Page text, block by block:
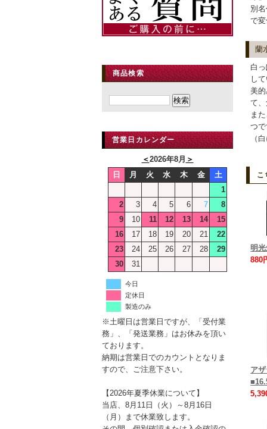
商品検索
営業日カレンダー
＜2026年8月 ＞
日
月 火 水 木 金
土
1
2
3 4 5 6 7
8
9
10 11 12 13 14
15
16
17 18 19 20 21
22
23
24 25 26 27 28
29
30
31
今日
定休日
製造のみ
※土曜日は営業日ですが、「受付業
務」、「発送業務」はお休みを頂い
ております。
納期は営業日でのカウントとなりま
すので、ご注意下さい。
【2026年夏季休業について】
当店、8月11日（火）～8月16日
（月）まで休業致します。
別
で
蘭
白
し
美
て
ま
つ
（
こ
明
880
ア